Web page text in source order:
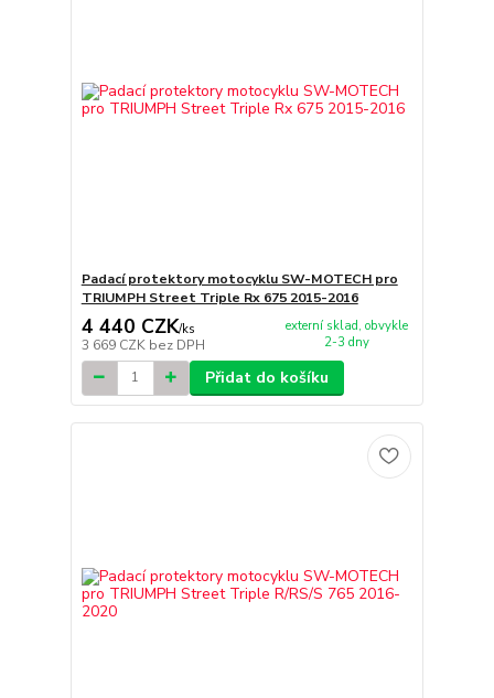
Padací protektory motocyklu SW-MOTECH pro
TRIUMPH Street Triple Rx 675 2015-2016
4 440 CZK/ks
3 669 CZK bez DPH
externí sklad, obvykle
2-3 dny
Přidat do košíku